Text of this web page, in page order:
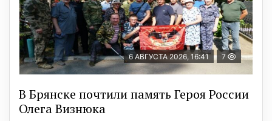
6 АВГУСТА 2026, 16:41 7
В Брянске почтили память Героя России
Олега Визнюка